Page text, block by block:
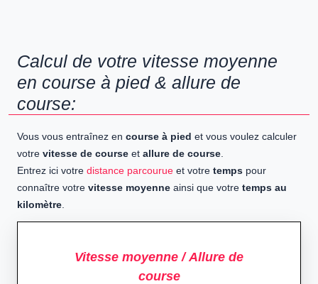
Calcul de votre vitesse moyenne
en course à pied & allure de
course:
Vous vous entraînez en course à pied et vous voulez calculer
votre vitesse de course et allure de course
Entrez ici votre distance parcourue et votre temps pour
connaître votre vitesse moyenne ainsi que votre temps au
kilomètre
Vitesse moyenne / Allure de
course